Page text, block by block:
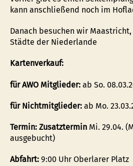
kann anschließend noch im
Danach besuchen wir
Städte der Niederlande
Kartenverkauf:
für AWO Mitglieder: ab So.
für Nichtmitglieder: ab Mo.
Termin: Zusatztermin Mi. 29.04.
ausgebucht)
Abfahrt: 9:00 Uhr Oberlarer Platz